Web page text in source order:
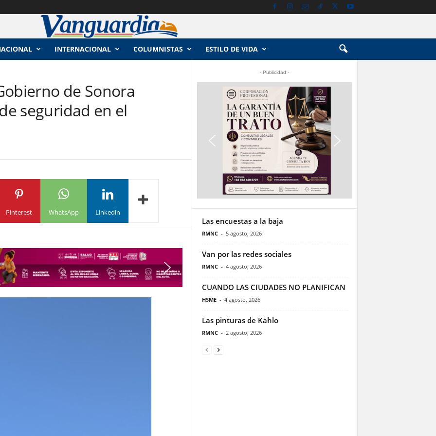
INTERNACIONAL COLUMNISTAS ESTILO DE VIDA
de Sonora
seguridad en el
Pinterest WhatsApp Linkedin
- Publicidad -
Las encuestas a la baja
RMNC - 5 agosto, 2026
Van por las redes sociales
RMNC - 4 agosto, 2026
CUANDO LAS CIUDADES NO PLANIFICAN
HSME - 4 agosto, 2026
Las pinturas de Kahlo
RMNC - 2 agosto, 2026